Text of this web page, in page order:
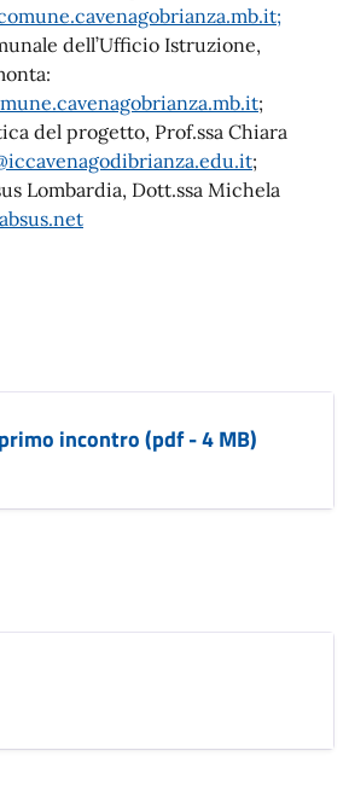
dell’Ufficio Istruzione,
;
del progetto, Prof.ssa Chiara
;
Lombardia, Dott.ssa Michela
incontro (pdf - 4 MB)